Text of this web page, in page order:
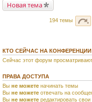
Новая тема
194 темы
КТО СЕЙЧАС НА КОНФЕРЕНЦИИ
Сейчас этот форум
ПРАВА ДОСТУПА
Вы не можете начинать темы
Вы не можете отвечать на
Вы не можете редактировать